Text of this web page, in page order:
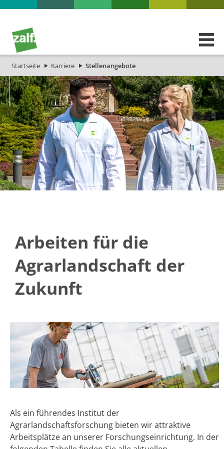
Startseite Karriere Stellenangebote
Arbeiten für die
Agrarlandschaft der
Zukunft
Als ein führendes Institut der
Agrarlandschaftsforschung bieten wir attraktive
Arbeitsplätze an unserer Forschungseinrichtung. In der